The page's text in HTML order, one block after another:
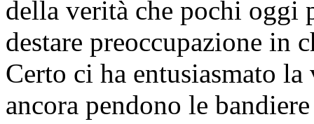
della verità che pochi oggi
destare preoccupazione in
Certo ci ha entusiasmato
ancora pendono le